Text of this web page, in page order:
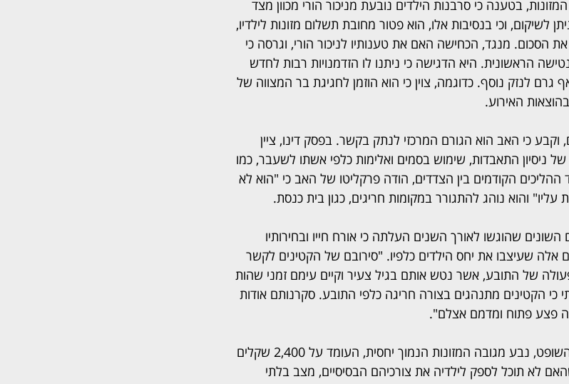
בטענה כי סרבנות הילדים נובעת מניכור הורי מכוון מצד
לשיקום, וכי בנסיבות אלו, הוא פטור מחובת תשלום מזונות לילדיו,
הסכום. מנגד, הכחישה האם את טענותיו לניכור הורי, וגרסה כי
הראשונית. היא הדגישה כי ניתנו לו הזדמנויות רבות לחדש
לנזק נוסף. כדוגמה, צוין כי הוא הוזמן לחגיגת בר המצווה של
האירוע.
כי האב הוא הגורם המרכזי לנתק בקשר. בפסק דינו, ציין
ניסיון התאבדות, שימוש בסמים ואלימות כלפי אשתו לשעבר, כמו
הקודמים בין הצדדים, הודה פרקליטו של האב כי "הוא לא
עליו" והוא נוהג להתגורר במקומות חריגים, כגון בית כנסת.
השונים שהוגשו לאורך השנים העלתה כי אורח חייו ובחירותיו
אלה שעיצבו את יחס הילדים כלפיו. "סירובם של הקטינים לקשר
של התובע, אשר נטש אותם בגיל צעיר וקיים עימם זמני שהות
הקטינים מתנהגים בצורה חריגה כלפי התובע. סקרנותם אודות
פצע פתוח ומדמם אצלם".
שיקול נוסף לדחיית התביעה, כך קבע השופט, נבע מגובה המזונות הנמוך יחסית, העומד על 2,400 שקלים
לא תוכל לספק לילדיה את צורכיהם הבסיסיים, מצב בלתי